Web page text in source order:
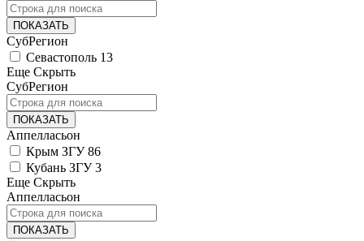
ПОКАЗАТЬ
СубРегион
Севастополь 13
Еще Скрыть
СубРегион
ПОКАЗАТЬ
Аппелласьон
Крым ЗГУ 86
Кубань ЗГУ 3
Еще Скрыть
Аппелласьон
ПОКАЗАТЬ